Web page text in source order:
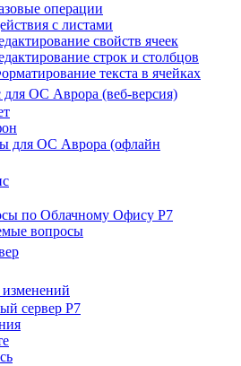
операции
с листами
свойств ячеек
строк и столбцов
текста в ячейках
ОС Аврора (веб-версия)
для ОС Аврора (офлайн
по Облачному Офису Р7
вопросы
сервер Р7